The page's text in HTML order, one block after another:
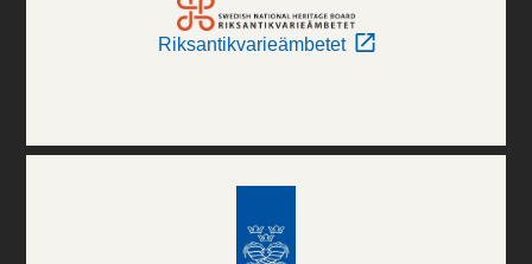
Riksantikvarieämbetet